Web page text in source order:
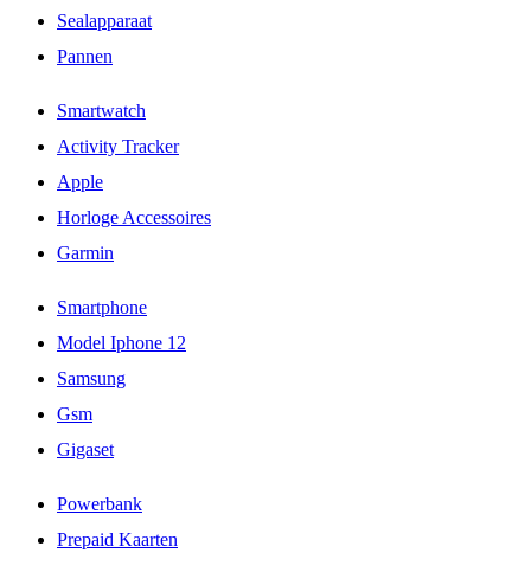
Sealapparaat
Pannen
Smartwatch
Activity Tracker
Apple
Horloge Accessoires
Garmin
Smartphone
Model Iphone 12
Samsung
Gsm
Gigaset
Powerbank
Prepaid Kaarten